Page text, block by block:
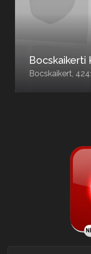
Bocskaikert,